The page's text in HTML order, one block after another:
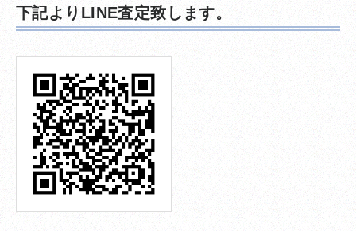
下記よりLINE査定致します。